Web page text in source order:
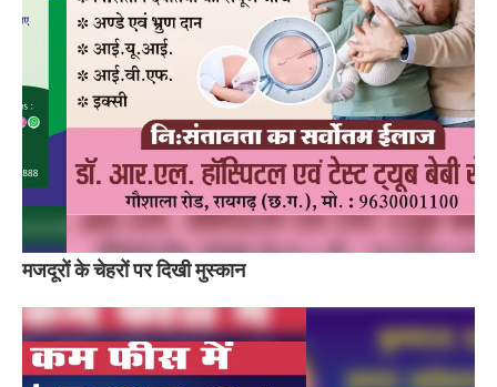
मजदूरों के चेहरों पर दिखी मुस्कान